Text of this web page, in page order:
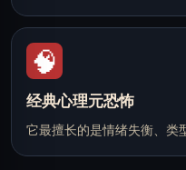
🧠
经典心理元恐怖
它最擅长的是情绪失衡、类